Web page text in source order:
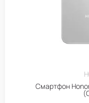
Смартфон